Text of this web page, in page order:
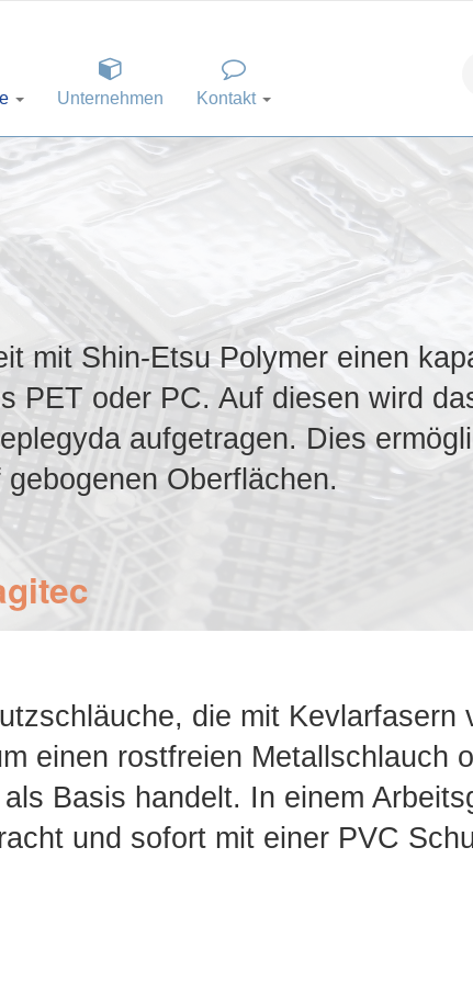
Unternehmen Kontakt
mit Shin-Etsu Polymer einen
PET oder PC. Auf diesen wird
aufgetragen. Dies
Oberflächen.
die mit Kevlarfasern
einen rostfreien Metallschlauch
Basis handelt. In einem
und sofort mit einer PVC